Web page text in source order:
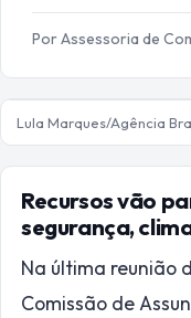
Por Assessoria de
Lula Marques/Agência
Recursos vão
segurança,
Na última reunião
Comissão de